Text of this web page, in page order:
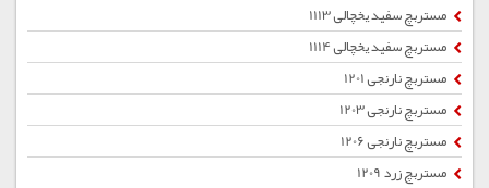
مستربچ سفید یخچالی 1113
مستربچ سفید یخچالی 1114
مستربچ نارنجی 1201
مستربچ نارنجی 1203
مستربچ نارنجی 1206
مستربچ زرد 1209